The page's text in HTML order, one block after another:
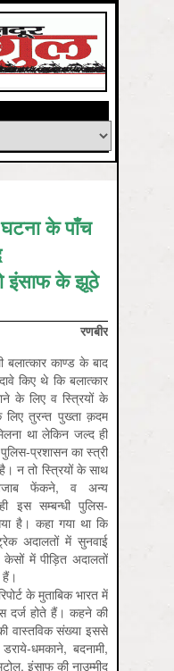
घटना के पाँच
इंसाफ के झूठे
रणबीर
बलात्कार काण्ड के बाद
किए थे कि बलात्कार
के लिए व स्त्रियों के
तुरन्त पुख्ता क़दम
था लेकिन जल्द ही
प्रशासन का स्त्री
न तो स्त्रियों के साथ
फेंकने, व अन्य
इस सम्बन्धी पुलिस-
है। कहा गया था कि
अदालतों में सुनवाई
में पीड़ित अदालतों
के मुताबिक भारत में
दर्ज होते हैं। कहने की
वास्तविक संख्या इससे
धमकाने, बदनामी,
इंसाफ की नाउम्मीद